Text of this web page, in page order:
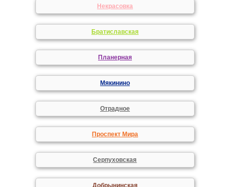
Некрасовка
Братиславская
Планерная
Мякинино
Отрадное
Проспект Мира
Серпуховская
Добрынинская